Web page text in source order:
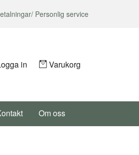
Personlig service
in Varukorg
Om oss